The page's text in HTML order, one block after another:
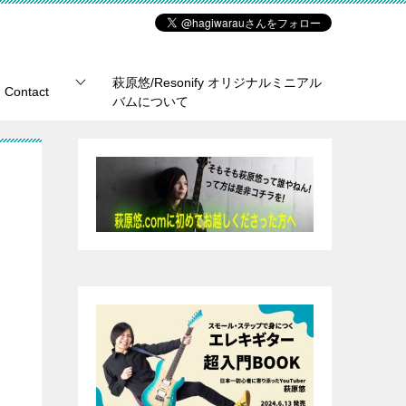
Contact
萩原悠/Resonify オリジナルミニアル
バムについて